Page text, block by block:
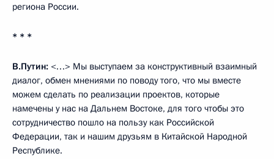
региона России.
* * *
В.Путин: <…> Мы выступаем за конструктивный взаимный
диалог, обмен мнениями по поводу того, что мы вместе
можем сделать по реализации проектов, которые
намечены у нас на Дальнем Востоке, для того чтобы это
сотрудничество пошло на пользу как Российской
Федерации, так и нашим друзьям в Китайской Народной
Республике.